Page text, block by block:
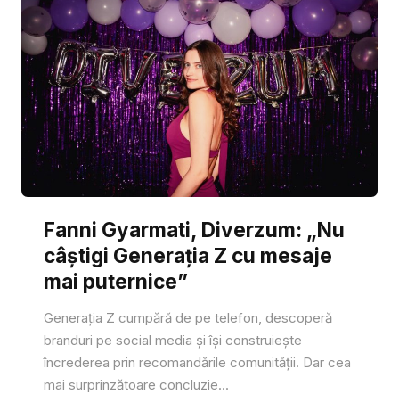
Fanni Gyarmati, Diverzum: „Nu
câștigi Generația Z cu mesaje
mai puternice”
Generația Z cumpără de pe telefon, descoperă
branduri pe social media și își construiește
încrederea prin recomandările comunității. Dar cea
mai surprinzătoare concluzie...